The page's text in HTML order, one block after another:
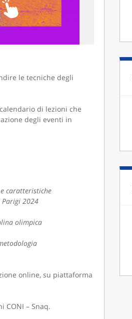
le tecniche degli
di lezioni che
degli eventi in
caratteristiche
2024
olimpica
online, su piattaforma
CONI – Snaq.
MANITOU ITALIA SRL